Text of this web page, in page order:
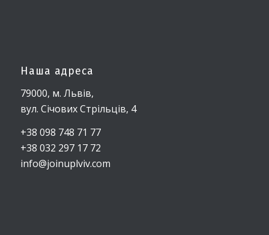
Наша адреса
79000, м. Львів,
вул. Січових Стрільців, 4
+38 098 748 71 77
+38 032 297 17 72
info@joinuplviv.com